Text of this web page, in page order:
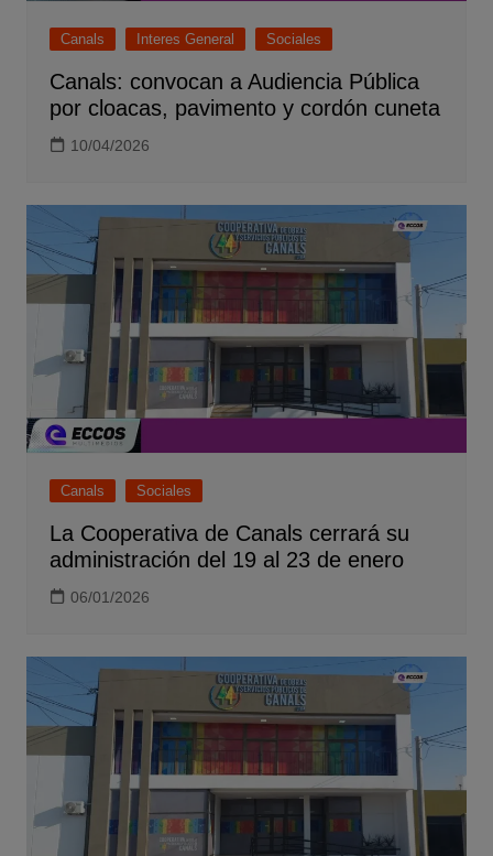
Canals Interes General Sociales
Canals: convocan a Audiencia Pública
por cloacas, pavimento y cordón cuneta
10/04/2026
Canals Sociales
La Cooperativa de Canals cerrará su
administración del 19 al 23 de enero
06/01/2026